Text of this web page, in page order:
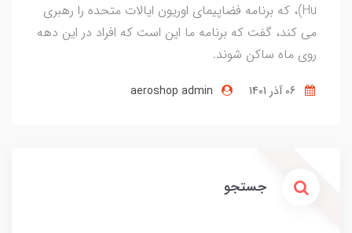
Hu)، که برنامه فضاپیمای اوریون ایالات متحده را رهبری
می کند، گفت که برنامه ما این است که افراد در این دهه
روی ماه ساکن شوند.
aeroshop admin
جستجو